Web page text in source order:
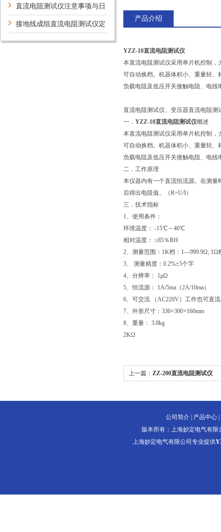
绕组理想设备
直流电阻测试仪注意事项与日
常维护
接地线成组直流电阻测试仪定
期维护保养方法的详细说明
产品介绍
YZZ-10直流电阻测试仪
本直流电阻测试仪采用单片机控制
可自动换档。机器体积小、重量轻
负载电阻及低压开关接触电阻、电
直流电阻测试仪、变压器直流电阻
一． YZZ-10直流电阻测试仪概述
本直流电阻测试仪采用单片机控制
可自动换档。机器体积小、重量轻
负载电阻及低压开关接触电阻、电
二．工作原理
本仪器内有一个直流恒流源。在测
后得出电阻值。（R=U/I）
三． 技术指标
1、使用条件：
环境温度： -15℃～40℃
相对温度： ≤85％RH
2、测量范围：1K档：1---999.9Ω; 1Ω
3、 测量精度：0.2%±5个字
4、分辨率： 1μΩ
5、恒流源： 1A/5ma（2A/10ma）
6、可交流 （AC220V）工作也可直
7、外形尺寸：330×300×160mm
8、重量： 3.8kg
2KΩ
上一篇： ZZ-200直流电阻测试仪
公司简介 产品中心
版本所有：上海妙定电气有
上海妙定电气有限公司专业提供